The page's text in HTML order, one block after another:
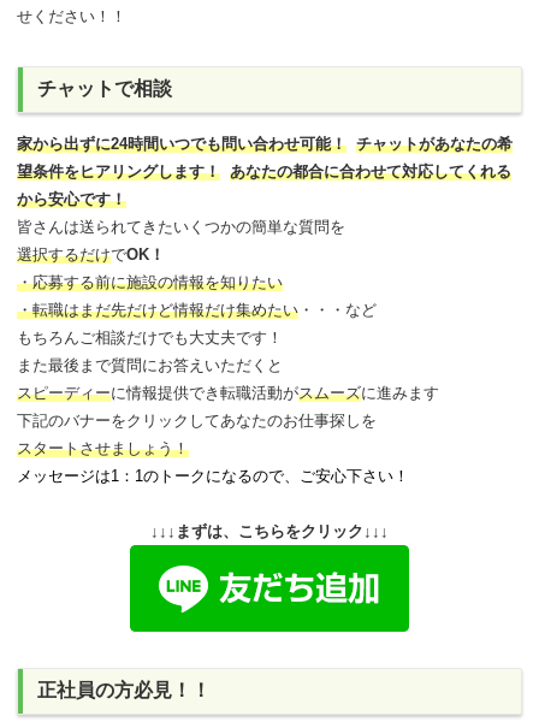
せください！！
チャットで相談
家から出ずに24時間いつでも問い合わせ可能！ チャットがあなたの希
望条件をヒアリングします！ あなたの都合に合わせて対応してくれる
から安心です！
皆さんは送られてきたいくつかの簡単な質問を
選択するだけでOK！
・応募する前に施設の情報を知りたい
・転職はまだ先だけど情報だけ集めたい ・・・など
もちろんご相談だけでも大丈夫です！
また最後まで質問にお答えいただくと
スピーディーに情報提供でき転職活動がスムーズに進みます
下記のバナーをクリックしてあなたのお仕事探しを
スタートさせましょう！
メッセージは1：1のトークになるので、ご安心下さい！
↓↓↓まずは、こちらをクリック↓↓↓
正社員の方必見！！